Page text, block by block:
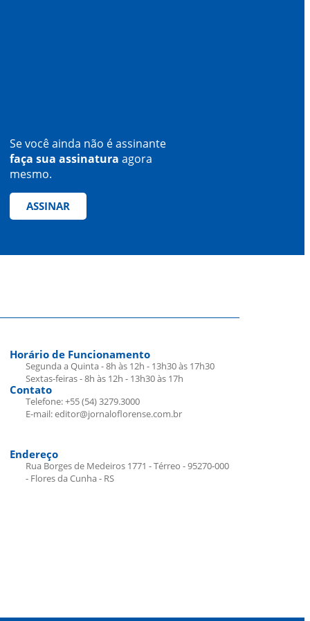
Se você ainda não é assinante
faça sua assinatura agora
mesmo.
ASSINAR
Horário de Funcionamento
Segunda a Quinta - 8h às 12h - 13h30 às 17h30
Sextas-feiras - 8h às 12h - 13h30 às 17h
Contato
Telefone: +55 (54) 3279.3000
E-mail: editor@jornaloflorense.com.br
Endereço
Rua Borges de Medeiros 1771 - Térreo - 95270-000
- Flores da Cunha - RS